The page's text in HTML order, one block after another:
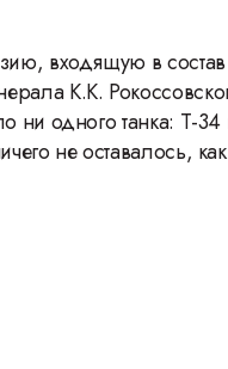
входящую в состав
К.К.
ни одного танка: Т-34
не оставалось, как
Лобня, День